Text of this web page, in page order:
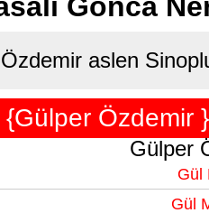
aslen
{Gülper Özdemir
Gülper
Gül
Gül